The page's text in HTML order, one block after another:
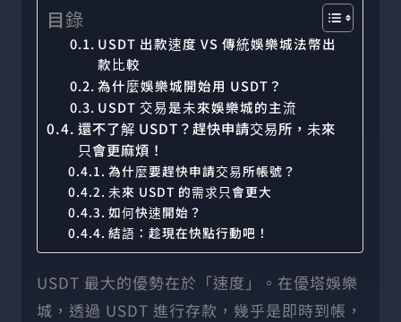
目錄
USDT 出款速度 VS 傳統娛樂城法幣出
款比較
為什麼娛樂城開始用 USDT？
USDT 交易是未來娛樂城的主流
還不了解 USDT？趕快申請交易所，未來
只會更麻煩！
為什麼要趕快申請交易所帳號？
未來 USDT 的需求只會更大
如何快速開始？
結語：趁現在快點行動吧！
USDT 最大的優勢在於「速度」。在優塔娛樂
城，透過 USDT 進行存款，幾乎是即時到帳，